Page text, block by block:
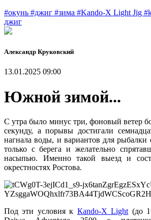
#окунь #джиг #зима #Kando-X Light Jig
джиг
Александр Круковский
13.01.2025 09:00
Южной зимой...
С утра было минус три, фоновый ветер
секунду, а порывы достигали
нагнала воды, и вариантов для рыбалки
только с берега и желательно
насыпью. Именно такой выезд и
окрестностях Ростова.
Под эти условия к Каndо-Х Light (до